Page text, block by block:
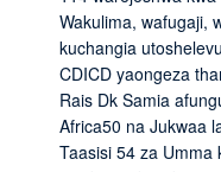
Wakulima, wafugaji,
kuchangia
CDICD yaongeza
Rais Dk Samia
Africa50 na Jukwaa
Taasisi 54 za Umma